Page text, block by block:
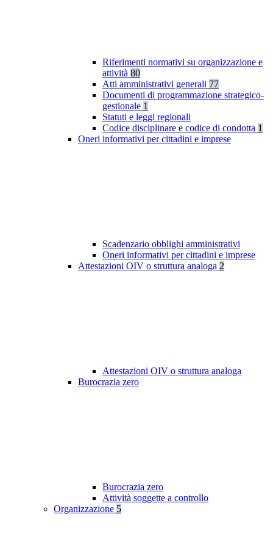
Riferimenti normativi su organizzazione e
attività 80
Atti amministrativi generali 77
Documenti di programmazione strategico-
gestionale 1
Statuti e leggi regionali
Codice disciplinare e codice di condotta 1
Oneri informativi per cittadini e imprese
Scadenzario obblighi amministrativi
Oneri informativi per cittadini e imprese
Attestazioni OIV o struttura analoga 2
Attestazioni OIV o struttura analoga
Burocrazia zero
Burocrazia zero
Attività soggette a controllo
Organizzazione 5